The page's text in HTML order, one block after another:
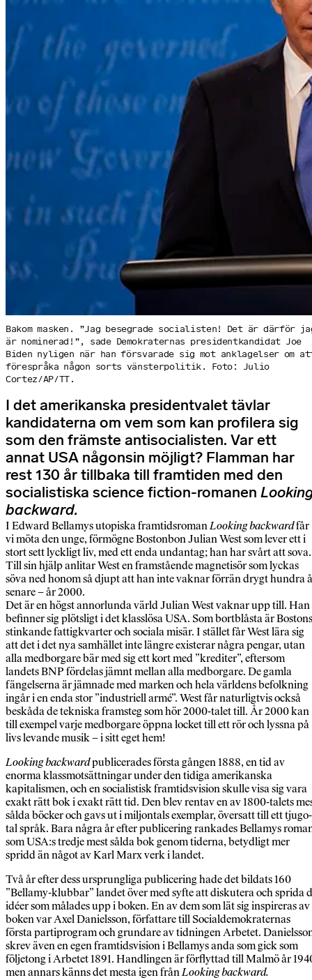
Bakom masken. ”Jag besegrade socialisten! Det är därför
är nominerad!”, sade Demokraternas presidentkandidat Joe
Biden nyligen när han försvarade sig mot anklagelser om
förespråka någon sorts vänsterpolitik. Foto: Julio
Cortez/AP/TT.
I det amerikanska presidentvalet tävlar
kandidaterna om vem som kan profilera sig
som den främste antisocialisten. Var ett
annat USA någonsin möjligt? Flamman har
rest 130 år tillbaka till framtiden med den
socialistiska science fiction-romanen
backward.
I Edward Bellamys utopiska framtids­romanLooking backwardfår
vi möta den unge, förmögne Bostonbon Julian West som lever ett i
stort sett lyckligt liv, med ett enda undantag; han har svårt att sova.
Till sin hjälp anlitar West en fram­stående magnetisör som lyckas
söva ned honom så djupt att han inte vaknar förrän drygt hundra
senare – år 2000.
Det är en högst annorlunda värld Julian West vaknar upp till. Han
befinner sig plötsligt i det klasslösa USA. Som bort­blåsta är Bostons
stinkande fattig­kvarter och sociala misär. I stället får West lära sig
att det i det nya sam­hället inte längre existerar några pengar, utan
alla med­borgare bär med sig ett kort med ”krediter”, efter­som
landets BNP fördelas jämnt mellan alla med­borgare. De gamla
fängelserna är jämnade med marken och hela världens befolkning
ingår i en enda stor ”industriell armé”. West får naturligtvis också
beskåda de tekniska fram­steg som hör 2000-­­talet till. År 2000 kan
till exempel varje med­borgare öppna locket till ett rör och lyssna på
livs levande musik – i sitt eget hem!
Looking backwardpublicerades första gången 1888, en tid av
enorma klass­mot­sättningar under den tidiga amerikanska
kapitalismen, och en socialistisk framtids­vision skulle visa sig vara
exakt rätt bok i exakt rätt tid. Den blev rentav en av 1800-talets
sålda böcker och gavs ut i miljon­tals exemplar, över­satt till ett tjugo­
tal språk. Bara några år efter publicering rankades Bellamys
som USA:s tredje mest sålda bok genom tiderna, betydligt mer
spridd än något av Karl Marx verk i landet.
Två år efter dess ursprungliga publicering hade det bildats 160
”Bellamy-klubbar” landet över med syfte att diskutera och sprida
idéer som målades upp i boken. En av dem som lät sig inspireras av
boken var Axel Danielsson, författare till Social­­demokraternas
första parti­­program och grundare av tidningen Arbetet.
skrev även en egen framtidsvision i Bellamys anda som gick som
följetong i Arbetet 1891. Handlingen är förflyttad till Malmö år
men annars känns det mesta igen frånLooking backward.